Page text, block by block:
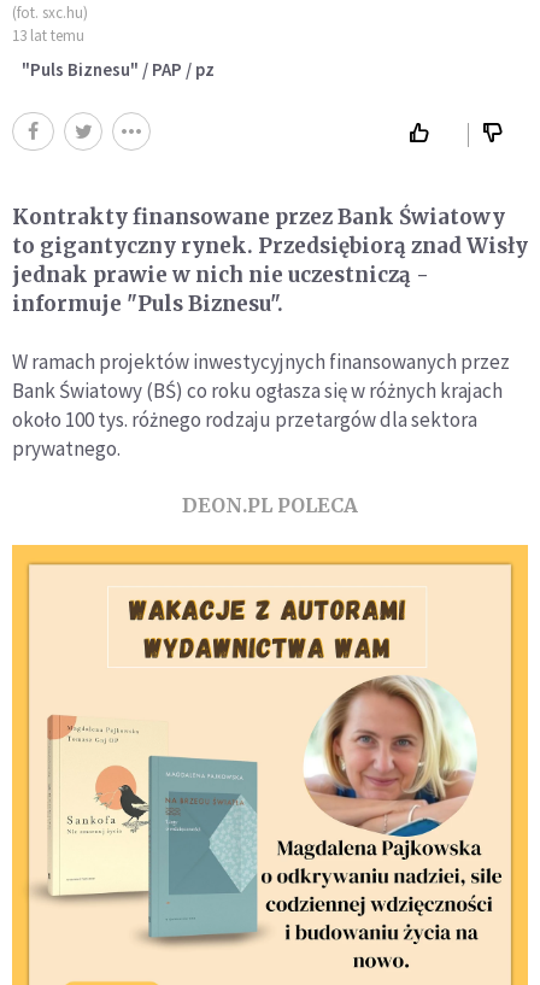
(fot. sxc.hu)
13 lat temu
"Puls Biznesu" / PAP / pz
Kontrakty finansowane przez Bank Światowy
to gigantyczny rynek. Przedsiębiorą znad Wisły
jednak prawie w nich nie uczestniczą -
informuje "Puls Biznesu".
W ramach projektów inwestycyjnych finansowanych przez
Bank Światowy (BŚ) co roku ogłasza się w różnych krajach
około 100 tys. różnego rodzaju przetargów dla sektora
prywatnego.
DEON.PL POLECA